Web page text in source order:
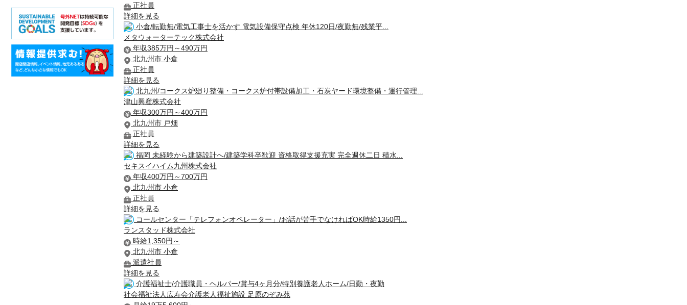
正社員
詳細を見る
小倉/転勤無/電気工事士を活かす 電気設備保守点検 年休120日/夜勤無/残業平...
メタウォーターテック株式会社
年収385万円～490万円
北九州市 小倉
正社員
詳細を見る
北九州/コークス炉廻り整備・コークス炉付帯設備加工・石炭ヤード環境整備・運行管理...
津山興産株式会社
年収300万円～400万円
北九州市 戸畑
正社員
詳細を見る
福岡 未経験から建築設計へ/建築学科卒歓迎 資格取得支援充実 完全週休二日 積水...
セキスイハイム九州株式会社
年収400万円～700万円
北九州市 小倉
正社員
詳細を見る
コールセンター「テレフォンオペレーター」/お話が苦手でなければOK時給1350円...
ランスタッド株式会社
時給1,350円～
北九州市 小倉
派遣社員
詳細を見る
介護福祉士/介護職員・ヘルパー/賞与4ヶ月分/特別養護老人ホーム/日勤・夜勤
社会福祉法人広寿会介護老人福祉施設 足原のぞみ苑